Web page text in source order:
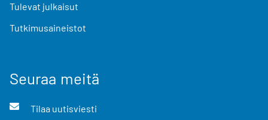
Tulevat julkaisut
Tutkimusaineistot
Seuraa meitä
Tilaa uutisviesti